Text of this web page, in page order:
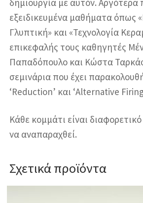
εξειδικευμένα μαθήματα όπως
Γλυπτική» και «Τεχνολογία
επικεφαλής τους καθηγητές
Παπαδόπουλο και Κώστα
σεμινάρια που έχει
‘Reduction’ και ‘Alternative
Κάθε κομμάτι είναι
να αναπαραχθεί.
Σχετικά προϊόντα